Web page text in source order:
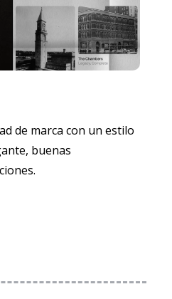
de marca con un estilo
buenas